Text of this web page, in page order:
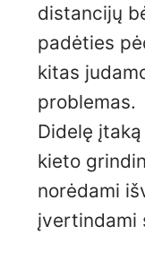
distancijų
padėties
kitas
problemas.
Didelę
kieto
norėdami
įvertindami